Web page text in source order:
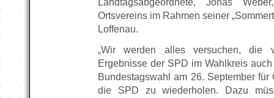
Landtagsabgeordnete, Jonas
Ortsvereins im Rahmen seiner
Loffenau.
„Wir werden alles versuchen, die
Ergebnisse der SPD im Wahlkreis
Bundestagswahl am 26. September
die SPD zu wiederholen. Dazu